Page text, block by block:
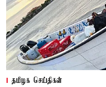
தமிழக செய்திகள்